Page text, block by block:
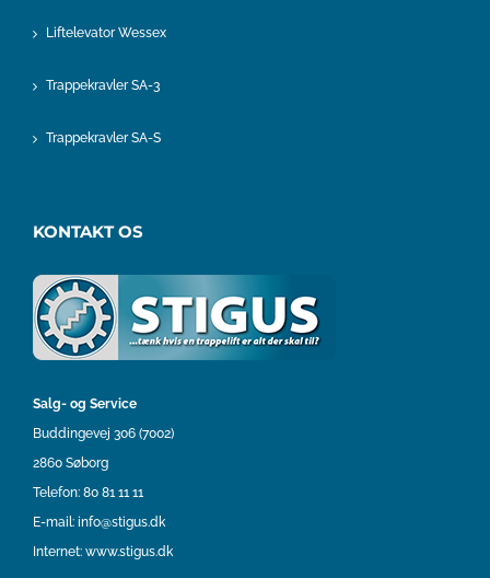
Liftelevator Wessex
Trappekravler SA-3
Trappekravler SA-S
KONTAKT OS
Salg- og Service
Buddingevej 306 (7002)
2860 Søborg
Telefon: 80 81 11 11
E-mail: info@stigus.dk
Internet: www.stigus.dk